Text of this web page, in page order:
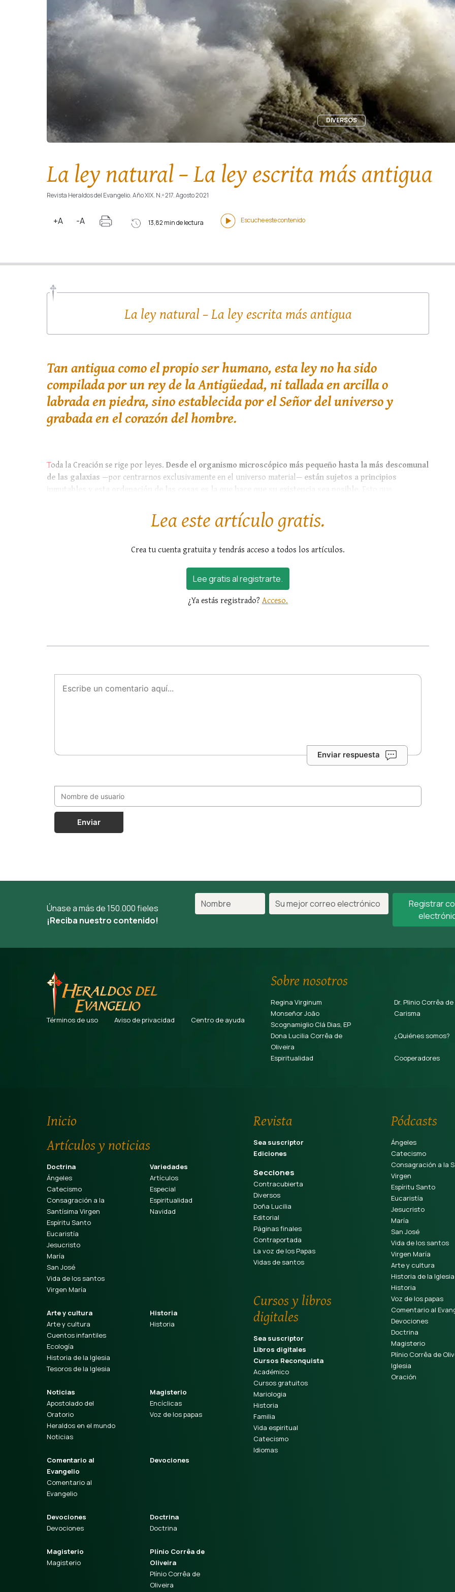
DIVERSOS
La ley natural – La ley escrita más antigua
Revista Heraldos del Evangelio. Año XIX. N.º 217. Agosto 2021
+A -A 13,82 min de lectura Escuche este contenido
La ley natural – La ley escrita más antigua
Tan antigua como el propio ser humano, esta ley no ha sido
compilada por un rey de la Antigüedad, ni tallada en arcilla o
labrada en piedra, sino establecida por el Señor del universo y
grabada en el corazón del hombre.
Toda la Creación se rige por leyes. Desde el organismo microscópico más pequeño hasta la más descomunal
de las galaxias —por centrarnos exclusivamente en el universo material— están sujetos a principios
inmutables y esta ordenación de las cosas es la que hace que su existencia sea posible.
Lea este artículo gratis.
Crea tu cuenta gratuita y tendrás acceso a todos los artículos.
Lee gratis al registrarte.
¿Ya estás registrado?Acceso.
Enviar respuesta
Enviar
Únase a más de 150.000 fieles
¡Reciba nuestro contenido!
Registrar
Términos de uso Aviso de privacidad Centro de ayuda
Sobre nosotros
Regina Virginum
Dr. Plinio Corrêa
Monseñor João
Scognamiglio Clá Dias, EP
Carisma
Dona Lucilia Corrêa de
Oliveira
¿Quiénes somos?
Espiritualidad Cooperadores
Inicio
Artículos y noticias
Doctrina
Ángeles
Catecismo
Consagración a la
Santísima Virgen
Espíritu Santo
Eucaristía
Jesucristo
María
San José
Vida de los santos
Virgen María
Variedades
Artículos
Especial
Espiritualidad
Navidad
Arte y cultura
Arte y cultura
Cuentos infantiles
Ecología
Historia de la Iglesia
Tesoros de la Iglesia
Historia
Historia
Noticias
Apostolado del
Oratorio
Heraldos en el mundo
Noticias
Magisterio
Encíclicas
Voz de los papas
Comentario al
Evangelio
Comentario al
Evangelio
Devociones
Devociones
Devociones
Doctrina
Doctrina
Magisterio
Magisterio
Plínio Corrêa de
Oliveira
Plínio Corrêa de
Oliveira
Revista
Sea suscriptor
Ediciones
Secciones
Contracubierta
Diversos
Doña Lucilia
Editorial
Páginas finales
Contraportada
La voz de los Papas
Vidas de santos
Cursos y libros
digitales
Sea suscriptor
Libros digitales
Cursos Reconquista
Académico
Cursos gratuitos
Mariologia
Historia
Familia
Vida espiritual
Catecismo
Idiomas
Pódcasts
Ángeles
Catecismo
Consagración a la
Virgen
Espíritu Santo
Eucaristía
Jesucristo
María
San José
Vida de los santos
Virgen María
Arte y cultura
Historia de la Iglesia
Historia
Voz de los papas
Comentario al
Devociones
Doctrina
Magisterio
Plínio Corrêa de
Iglesia
Oración